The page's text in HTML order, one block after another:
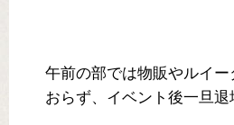
午前の部では物販やルイー
おらず、イベント後一旦退